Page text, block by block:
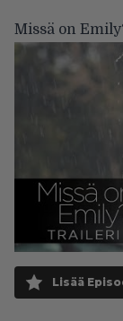
Missä on
Lisää